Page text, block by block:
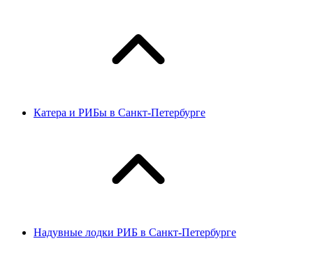
Катера и РИБы в Санкт-Петербурге
Надувные лодки РИБ в Санкт-Петербурге